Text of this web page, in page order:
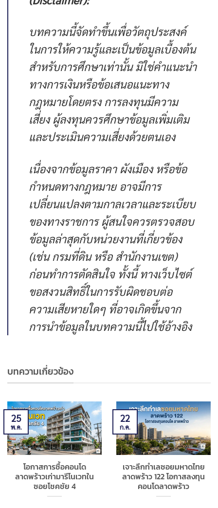
บทความนี้จัดทำขึ้นเพื่อวัตถุประสงค์
ในการให้ความรู้และเป็นข้อมูลเบื้องต้น
สำหรับการศึกษาเท่านั้น มิใช่คำแนะนำ
ทางการเงินหรือข้อเสนอแนะทาง
กฎหมายโดยตรง การลงทุนมีความ
เสี่ยง ผู้ลงทุนควรศึกษาข้อมูลเพิ่มเติม
และประเมินความเสี่ยงด้วยตนเอง
เนื่องจากข้อมูลราคา ผังเมือง หรือข้อ
กำหนดทางกฎหมาย อาจมีการ
เปลี่ยนแปลงตามกาลเวลาและระเบียบ
ของทางราชการ ผู้สนใจควรตรวจสอบ
ข้อมูลล่าสุดกับหน่วยงานที่เกี่ยวข้อง
(เช่น กรมที่ดิน หรือ สำนักงานเขต)
ก่อนทำการตัดสินใจ ทั้งนี้ ทางเว็บไซต์
ขอสงวนสิทธิ์ในการรับผิดชอบต่อ
ความเสียหายใดๆ ที่อาจเกิดขึ้นจาก
การนำข้อมูลในบทความนี้ไปใช้อ้างอิง
บทความเกี่ยวข้อง
โอกาสการซื้อคอนโด
ลาดพร้าวเก่ามารีโนเวทใน
ซอยโชคชัย 4
25
พ.ค.
เจาะลึกทำเลซอยมหาดไทย
ลาดพร้าว 122 โอกาสลงทุน
คอนโดลาดพร้าว
22
ก.ค.